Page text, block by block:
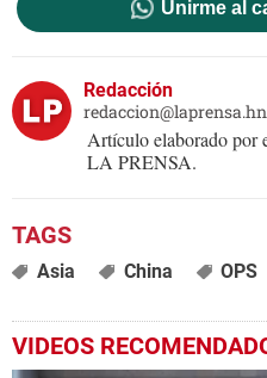
Unirme al
Redacción
redaccion@laprensa.hn
Artículo elaborado por
LA PRENSA.
Asia China OPS
VIDEOS